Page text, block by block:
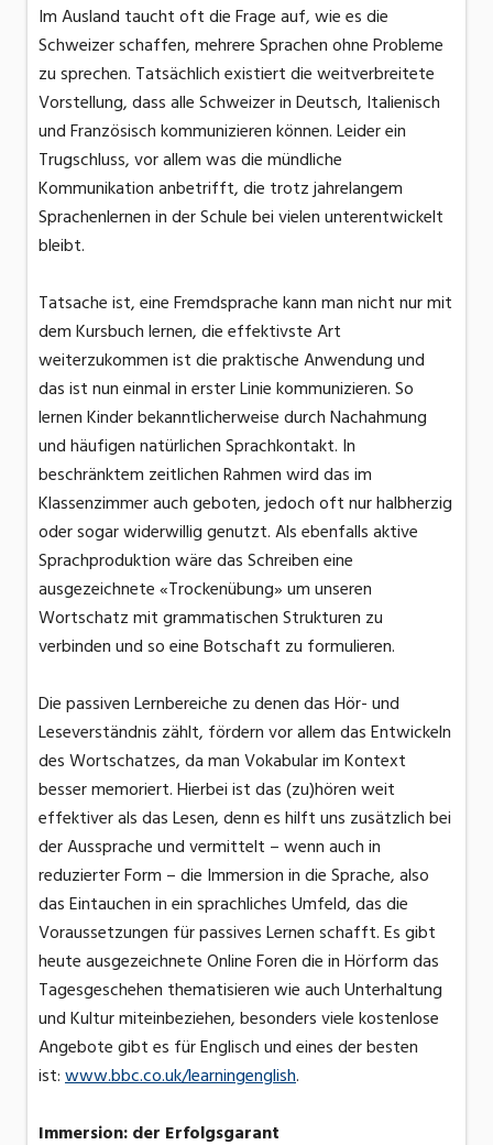
Im Ausland taucht oft die Frage auf, wie es die
Schweizer schaffen, mehrere Sprachen ohne Probleme
zu sprechen. Tatsächlich existiert die weitverbreitete
Vorstellung, dass alle Schweizer in Deutsch, Italienisch
und Französisch kommunizieren können. Leider ein
Trugschluss, vor allem was die mündliche
Kommunikation anbetrifft, die trotz jahrelangem
Sprachenlernen in der Schule bei vielen unterentwickelt
bleibt.
Tatsache ist, eine Fremdsprache kann man nicht nur mit
dem Kursbuch lernen, die effektivste Art
weiterzukommen ist die praktische Anwendung und
das ist nun einmal in erster Linie kommunizieren. So
lernen Kinder bekanntlicherweise durch Nachahmung
und häufigen natürlichen Sprachkontakt. In
beschränktem zeitlichen Rahmen wird das im
Klassenzimmer auch geboten, jedoch oft nur halbherzig
oder sogar widerwillig genutzt. Als ebenfalls aktive
Sprachproduktion wäre das Schreiben eine
ausgezeichnete «Trockenübung» um unseren
Wortschatz mit grammatischen Strukturen zu
verbinden und so eine Botschaft zu formulieren.
Die passiven Lernbereiche zu denen das Hör- und
Leseverständnis zählt, fördern vor allem das Entwickeln
des Wortschatzes, da man Vokabular im Kontext
besser memoriert. Hierbei ist das (zu)hören weit
effektiver als das Lesen, denn es hilft uns zusätzlich bei
der Aussprache und vermittelt – wenn auch in
reduzierter Form – die Immersion in die Sprache, also
das Eintauchen in ein sprachliches Umfeld, das die
Voraussetzungen für passives Lernen schafft. Es gibt
heute ausgezeichnete Online Foren die in Hörform das
Tagesgeschehen thematisieren wie auch Unterhaltung
und Kultur miteinbeziehen, besonders viele kostenlose
Angebote gibt es für Englisch und eines der besten
ist:www.bbc.co.uk/learningenglish.
Immersion: der Erfolgsgarant